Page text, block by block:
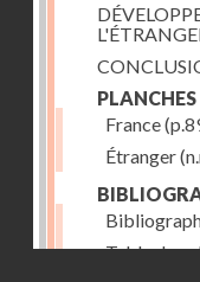
PLANCHES
France
Étranger
Table des